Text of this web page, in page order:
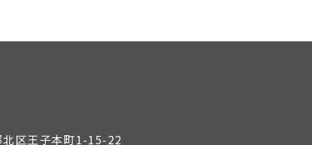
区王子本町1-15-22